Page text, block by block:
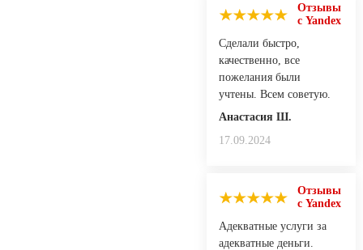
Отзывы
с Yandex
Сделали быстро,
качественно, все
пожелания были
учтены. Всем советую.
Анастасия Ш.
17.09.2024
Отзывы
с Yandex
Адекватные услуги за
адекватные деньги.